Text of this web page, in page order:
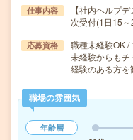
仕事内容
【社内ヘルプ
次受付(1日15
応募資格
職種未経験OK /
未経験からも
経験のある方
職場の雰囲気
年齢層